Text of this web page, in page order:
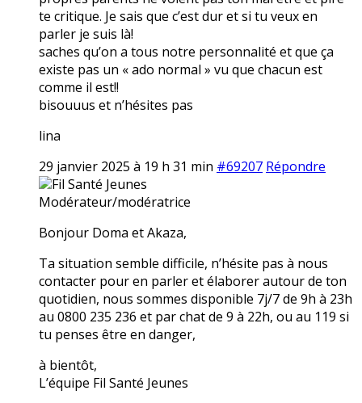
te critique. Je sais que c’est dur et si tu veux en
parler je suis là!
saches qu’on a tous notre personnalité et que ça
existe pas un « ado normal » vu que chacun est
comme il est!!
bisouuus et n’hésites pas
lina
29 janvier 2025 à 19 h 31 min #69207 Répondre
Fil Santé Jeunes
Modérateur/modératrice
Bonjour Doma et Akaza,
Ta situation semble difficile, n’hésite pas à nous
contacter pour en parler et élaborer autour de ton
quotidien, nous sommes disponible 7j/7 de 9h à 23h
au 0800 235 236 et par chat de 9 à 22h, ou au 119 si
tu penses être en danger,
à bientôt,
L’équipe Fil Santé Jeunes